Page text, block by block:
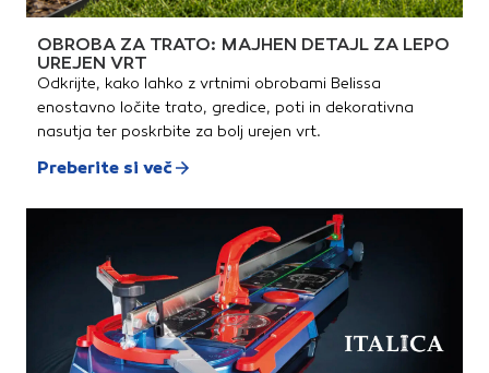
OBROBA ZA TRATO: MAJHEN DETAJL ZA LEPO
UREJEN VRT
Odkrijte, kako lahko z vrtnimi obrobami Belissa
enostavno ločite trato, gredice, poti in dekorativna
nasutja ter poskrbite za bolj urejen vrt.
Preberite si več